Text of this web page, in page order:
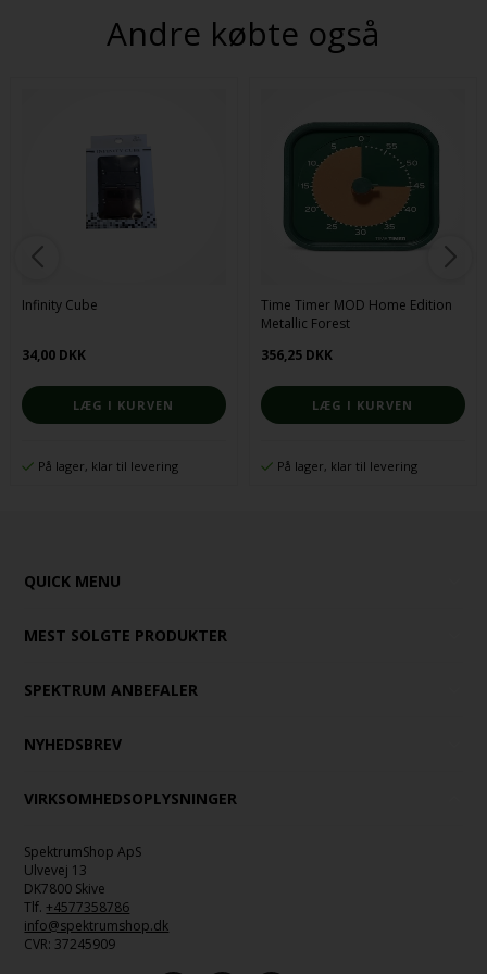
Andre købte også
Infinity Cube
34,00 DKK
På lager, klar til levering
Time Timer MOD Home Edition
Metallic Forest
356,25 DKK
På lager, klar til levering
QUICK MENU
MEST SOLGTE PRODUKTER
SPEKTRUM ANBEFALER
NYHEDSBREV
VIRKSOMHEDSOPLYSNINGER
SpektrumShop ApS
Ulvevej 13
DK7800 Skive
Tlf. +4577358786
info@spektrumshop.dk
CVR: 37245909